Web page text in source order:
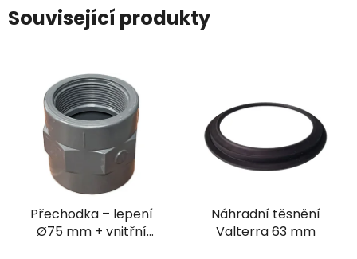
Související produkty
Přechodka – lepení
Ø75 mm + vnitřní
Náhradní těsnění
Valterra 63 mm